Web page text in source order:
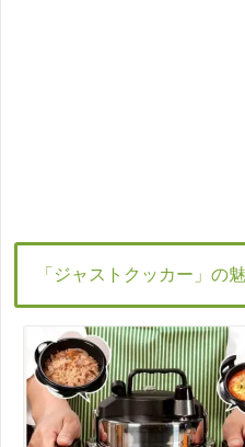
「ジャストクッカー」の